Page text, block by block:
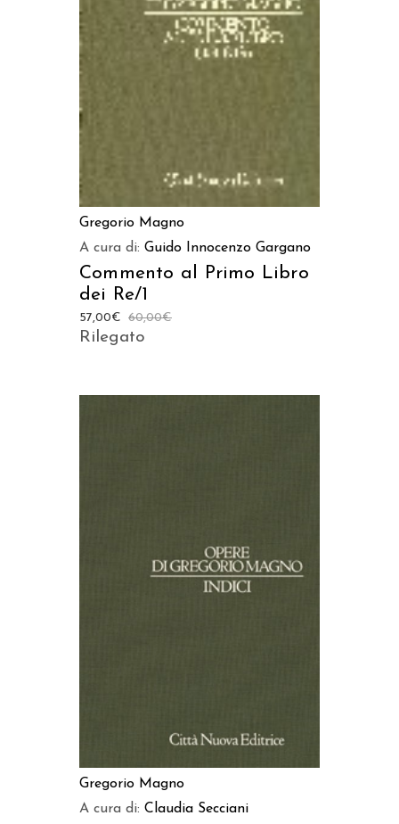
AGGIUNGI AL CARRELLO
Gregorio Magno
A cura di: Guido Innocenzo Gargano
Commento al Primo Libro
dei Re/1
60,00€
57,00€
Rilegato
AGGIUNGI AL CARRELLO
Gregorio Magno
A cura di: Claudia Secciani